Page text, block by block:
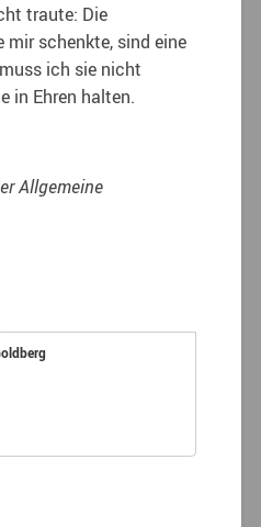
traute: Die
mir schenkte, sind eine
ich sie nicht
in Ehren halten.
Allgemeine